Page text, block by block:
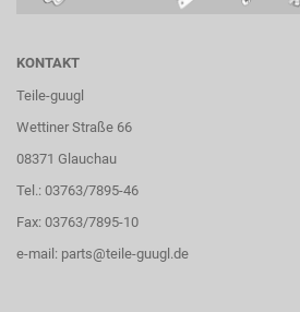
KONTAKT
Teile-guugl
Wettiner Straße 66
08371 Glauchau
Tel.: 03763/7895-46
Fax: 03763/7895-10
e-mail: parts@teile-guugl.de